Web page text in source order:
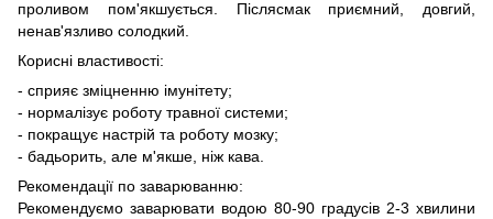
проливом пом'якшується. Післясмак приємний, довгий,
ненав'язливо солодкий.
Корисні властивості:
- сприяє зміцненню імунітету;
- нормалізує роботу травної системи;
- покращує настрій та роботу мозку;
- бадьорить, але м'якше, ніж кава.
Рекомендації по заварюванню:
Рекомендуємо заварювати водою 80-90 градусів 2-3 хвилини